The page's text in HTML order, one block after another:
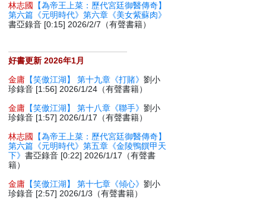
林志國
【為帝王上菜：歷代宮廷御醫傳奇】
第六篇《元明時代》第六章《美女紫蘇肉》
書亞錄音 [0:15] 2026/2/7（有聲書籍）
好書更新 2026年1月
金庸 【笑傲江湖】 第十九章《打賭》劉小
珍錄音 [1:56] 2026/1/24（有聲書籍）
金庸 【笑傲江湖】 第十八章《聯手》劉小
珍錄音 [1:57] 2026/1/17（有聲書籍）
林志國
【為帝王上菜：歷代宮廷御醫傳奇】
第六篇《元明時代》第五章《金陵鴨饌甲天
下》書亞錄音 [0:22] 2026/1/17（有聲書
籍）
金庸 【笑傲江湖】 第十七章《傾心》劉小
珍錄音 [2:57] 2026/1/3（有聲書籍）